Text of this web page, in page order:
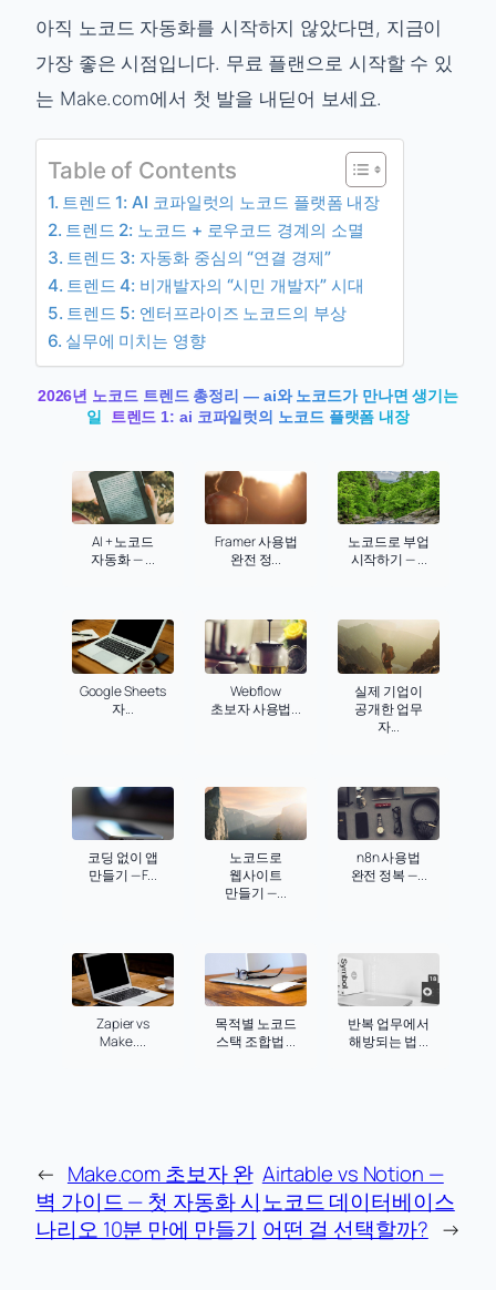
아직 노코드 자동화를 시작하지 않았다면, 지금이
가장 좋은 시점입니다. 무료 플랜으로 시작할 수 있
는 Make.com에서 첫 발을 내딛어 보세요.
Table of Contents
트렌드 1: AI 코파일럿의 노코드 플랫폼 내장
트렌드 2: 노코드 + 로우코드 경계의 소멸
트렌드 3: 자동화 중심의 “연결 경제”
트렌드 4: 비개발자의 “시민 개발자” 시대
트렌드 5: 엔터프라이즈 노코드의 부상
실무에 미치는 영향
2026년 노코드 트렌드 총정리 — ai와 노코드가 만나면 생기는
일
트렌드 1: ai 코파일럿의 노코드 플랫폼 내장
AI + 노코드
자동화 — ...
Framer 사용법
완전 정...
노코드로 부업
시작하기 — ...
Google Sheets
자...
Webflow
초보자 사용법...
실제 기업이
공개한 업무
자...
코딩 없이 앱
만들기 — F...
노코드로
웹사이트
만들기 —...
n8n 사용법
완전 정복 —...
Zapier vs
Make....
목적별 노코드
스택 조합법 ...
반복 업무에서
해방되는 법 ...
← Make.com 초보자 완
벽 가이드 — 첫 자동화 시
나리오 10분 만에 만들기
Airtable vs Notion —
노코드 데이터베이스
어떤 걸 선택할까? →